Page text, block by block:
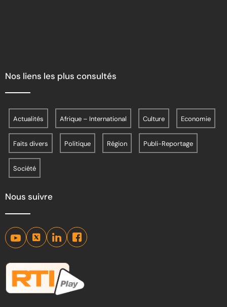
Nos liens les plus consultés
Actualités Afrique – International Culture Economie
Faits divers Politique Région Publi-Reportage
Société
Nous suivre